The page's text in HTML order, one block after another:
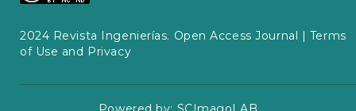
2024 Revista Ingenierías. Open Access Journal | Terms
of Use and Privacy